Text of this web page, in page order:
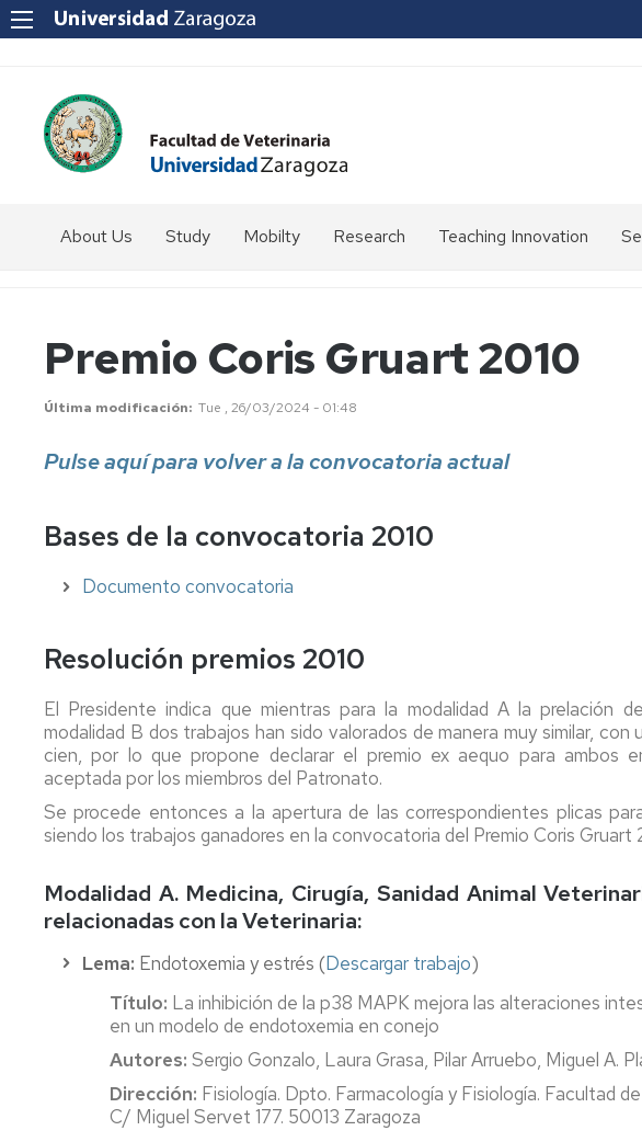
About Us
to
us?
Staff
Study Mobilty
coordinator
USA,
Oceanía
Research Teaching Innovation
Premio Coris Gruart 2010
Última modificación Tue , 26/03/2024 - 01:48
Pulse aquí para volver a la convocatoria actual
Bases de la convocatoria 2010
Documento convocatoria
Resolución premios 2010
El Presidente indica que mientras para la modalidad A la prelación
modalidad B dos trabajos han sido valorados de manera muy similar,
cien, por lo que propone declarar el premio ex aequo para ambos
aceptada por los miembros del Patronato.
Se procede entonces a la apertura de las correspondientes plicas
siendo los trabajos ganadores en la convocatoria del Premio Coris Gruart
Modalidad A. Medicina, Cirugía, Sanidad Animal
relacionadas con la Veterinaria:
Lema: Endotoxemia y estrés (Descargar trabajo)
Título: La inhibición de la p38 MAPK mejora las alteraciones
en un modelo de endotoxemia en conejo
Autores: Sergio Gonzalo, Laura Grasa, Pilar Arruebo, Miguel A.
Dirección: Fisiología. Dpto. Farmacología y Fisiología. Facultad
C/ Miguel Servet 177. 50013 Zaragoza